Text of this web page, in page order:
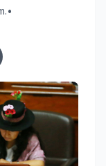
•